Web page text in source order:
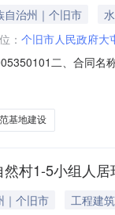
自治州｜个旧市
： 个旧市人民政府大
二、合同名
龙岛小区26幢1层
基地建设
村1-5小组人
｜个旧市
工程建筑